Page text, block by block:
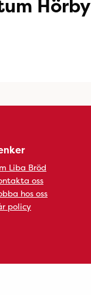
Hörby
Liba Bröd
oss
hos oss
policy